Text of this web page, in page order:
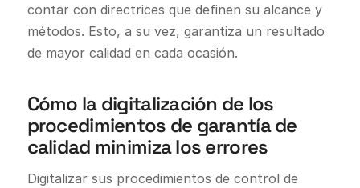
contar con directrices que definen su alcance y
métodos. Esto, a su vez, garantiza un resultado
de mayor calidad en cada ocasión.
Cómo la digitalización de los
procedimientos de garantía de
calidad minimiza los errores
Digitalizar sus procedimientos de control de